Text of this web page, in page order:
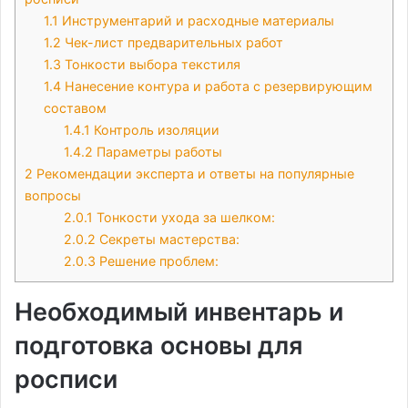
1.1 Инструментарий и расходные материалы
1.2 Чек-лист предварительных работ
1.3 Тонкости выбора текстиля
1.4 Нанесение контура и работа с резервирующим
составом
1.4.1 Контроль изоляции
1.4.2 Параметры работы
2 Рекомендации эксперта и ответы на популярные
вопросы
2.0.1 Тонкости ухода за шелком:
2.0.2 Секреты мастерства:
2.0.3 Решение проблем:
Необходимый инвентарь и
подготовка основы для
росписи